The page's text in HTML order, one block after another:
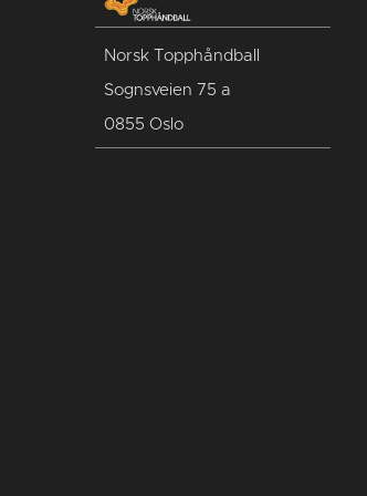
Norsk Topphåndball
Sognsveien 75 a
0855 Oslo